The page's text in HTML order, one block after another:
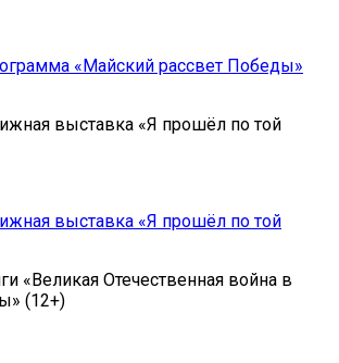
«Майский рассвет Победы»
выставка «Я прошёл по той
выставка «Я прошёл по той
«Великая Отечественная война в
(12+)